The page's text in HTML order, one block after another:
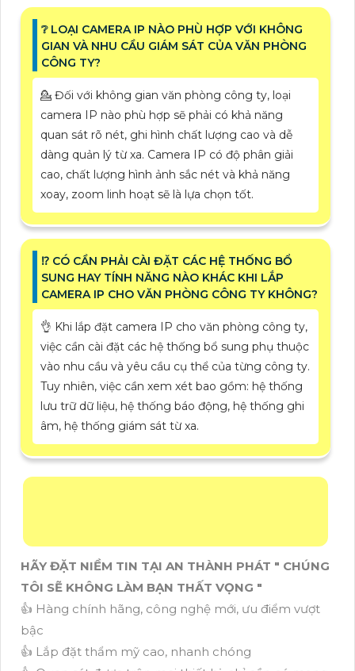
❔ LOẠI CAMERA IP NÀO PHÙ HỢP VỚI KHÔNG
GIAN VÀ NHU CẦU GIÁM SÁT CỦA VĂN PHÒNG
CÔNG TY?
💁 Đối với không gian văn phòng công ty, loại
camera IP nào phù hợp sẽ phải có khả năng
quan sát rõ nét, ghi hình chất lượng cao và dễ
dàng quản lý từ xa. Camera IP có độ phân giải
cao, chất lượng hình ảnh sắc nét và khả năng
xoay, zoom linh hoạt sẽ là lựa chọn tốt.
⁉️ CÓ CẦN PHẢI CÀI ĐẶT CÁC HỆ THỐNG BỔ
SUNG HAY TÍNH NĂNG NÀO KHÁC KHI LẮP
CAMERA IP CHO VĂN PHÒNG CÔNG TY KHÔNG?
👌 Khi lắp đặt camera IP cho văn phòng công ty,
việc cần cài đặt các hệ thống bổ sung phụ thuộc
vào nhu cầu và yêu cầu cụ thể của từng công ty.
Tuy nhiên, việc cần xem xét bao gồm: hệ thống
lưu trữ dữ liệu, hệ thống báo động, hệ thống ghi
âm, hệ thống giám sát từ xa.
HÃY ĐẶT NIỀM TIN TẠI AN THÀNH PHÁT " CHÚNG
TÔI SẼ KHÔNG LÀM BẠN THẤT VỌNG "
👍 Hàng chính hãng, công nghệ mới, ưu điểm vượt
bậc
👍 Lắp đặt thẩm mỹ cao, nhanh chóng